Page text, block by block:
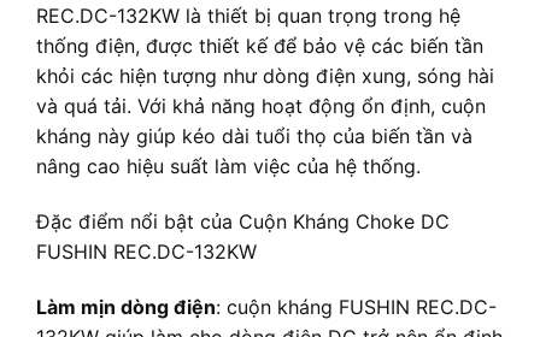
REC.DC-132KW là thiết bị quan trọng trong hệ
thống điện, được thiết kế để bảo vệ các biến tần
khỏi các hiện tượng như dòng điện xung, sóng hài
và quá tải. Với khả năng hoạt động ổn định, cuộn
kháng này giúp kéo dài tuổi thọ của biến tần và
nâng cao hiệu suất làm việc của hệ thống.
Đặc điểm nổi bật của Cuộn Kháng Choke DC
FUSHIN REC.DC-132KW
Làm mịn dòng điện: cuộn kháng FUSHIN REC.DC-